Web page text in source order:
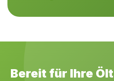
Bereit für Ihre